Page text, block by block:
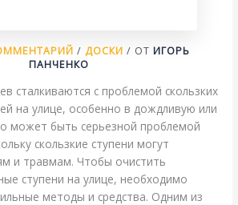
/ ДОСКИ / ОТ ИГОРЬ
ПАНЧЕНКО
сталкиваются с проблемой скользких
на улице, особенно в дождливую или
может быть серьезной проблемой
скользкие ступени могут
и травмам. Чтобы очистить
ступени на улице, необходимо
методы и средства. Одним из